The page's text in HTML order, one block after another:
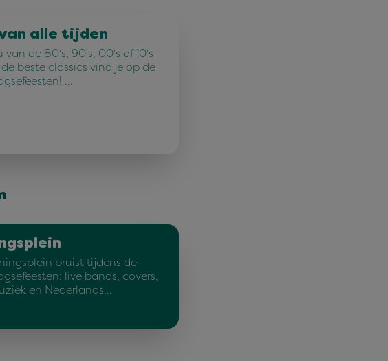
alle tijden
van de 80's, 90's, 00's of 10's
beste classics vind je op de
…
bruist tijdens de
live bands, covers,
en Nederlands…